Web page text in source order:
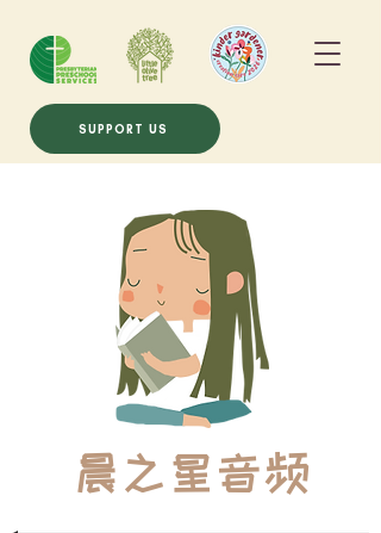
SUPPORT US
晨之星音频